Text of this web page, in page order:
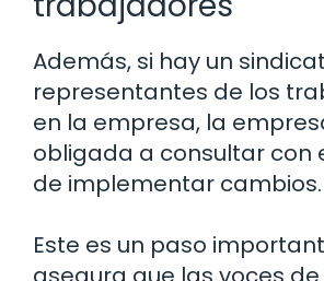
Además, si hay un
representantes de los
en la empresa, la
obligada a consultar con
de implementar cambios.
Este es un paso